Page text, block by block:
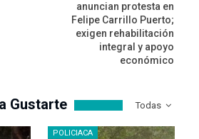
anuncian protesta en
Felipe Carrillo Puerto;
exigen rehabilitación
integral y apoyo
económico
Todas
Gustarte
POLICIACA